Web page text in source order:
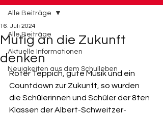
Alle Beiträge
Aktuelle Informationen
Neuigkeiten aus dem Schulleben
Alle Beiträge
Mutig an die Zukunft
denken
16. Juli 2024
Roter Teppich, gute Musik und ein
Countdown zur Zukunft, so wurden
die Schülerinnen und Schüler der 8ten
Klassen der Albert-Schweitzer-